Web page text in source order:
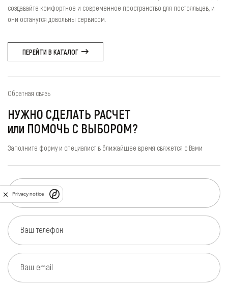
создавайте комфортное и современное пространство для постояльцев, и
они останутся довольны сервисом.
ПЕРЕЙТИ В КАТАЛОГ
Обратная связь
НУЖНО СДЕЛАТЬ РАСЧЕТ
или ПОМОЧЬ С ВЫБОРОМ?
Заполните форму и специалист в ближайшее время свяжется с Вами
Ваше имя
Ваш телефон
Ваш email
Privacy notice